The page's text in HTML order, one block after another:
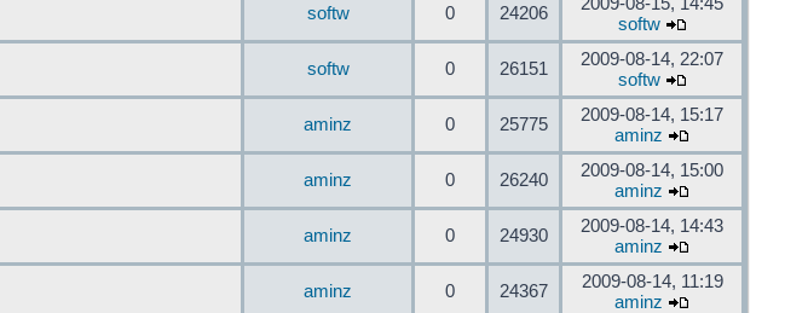
softw 0 24206
softw
softw 0 26151
2009-08-14, 22:07
softw
aminz 0 25775
2009-08-14, 15:17
aminz
aminz 0 26240
2009-08-14, 15:00
aminz
aminz 0 24930
2009-08-14, 14:43
aminz
aminz 0 24367
2009-08-14, 11:19
aminz